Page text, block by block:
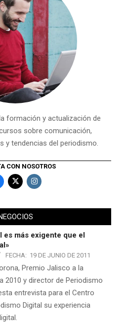
formación y actualización de
sobre comunicación,
y tendencias del periodismo.
CON NOSOTROS
es más exigente que el
FECHA: 19 DE JUNIO DE 2011
Premio Jalisco a la
2010 y director de Periodismo
entrevista para el Centro
Digital su experiencia